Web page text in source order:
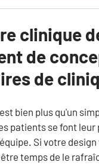
clinique
de
de
bien plus qu'un
patients se font
Si votre
temps de le